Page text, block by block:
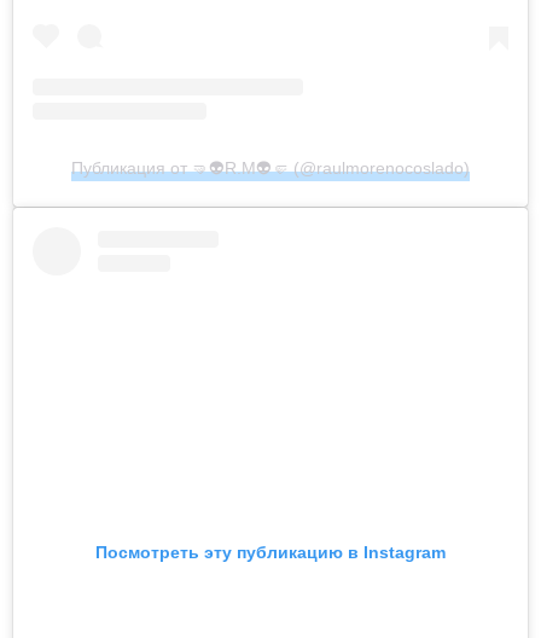
Публикация от 🤜👽R.M👽🤛 (@raulmorenocoslado)
Посмотреть эту публикацию в Instagram